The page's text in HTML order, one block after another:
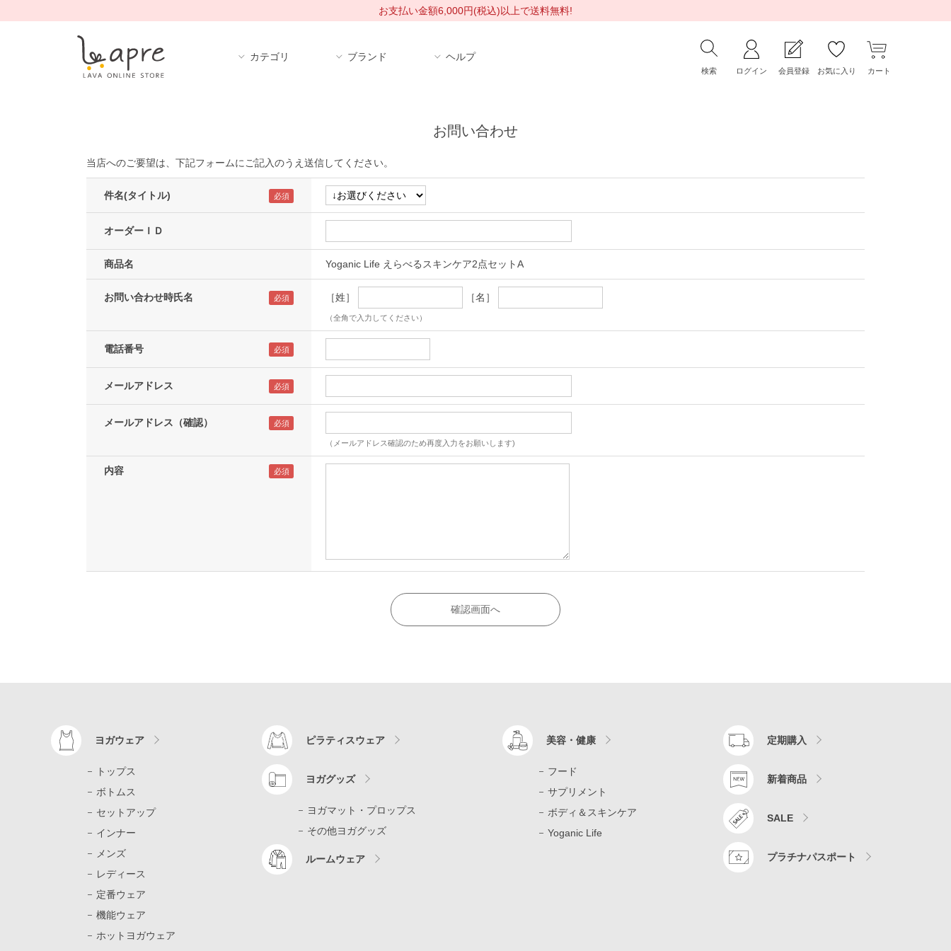
お支払い金額6,000円(税込)以上で送料無料!
カテゴリ ブランド ヘルプ
検索 ログイン 会員登録 お気に入り カート
お問い合わせ
当店へのご要望は、下記フォームにご記入のうえ送信してください。
件名(タイトル)
オーダーＩＤ
商品名 Yoganic Life えらべるスキンケア2点セットA
お問い合わせ時氏名 ［姓］ ［名］
（全角で入力してください）
電話番号
メールアドレス
メールアドレス（確認）
（メールアドレス確認のため再度入力をお願いします)
内容
ヨガウェア
トップス
ボトムス
セットアップ
インナー
メンズ
レディース
定番ウェア
機能ウェア
ホットヨガウェア
ピラティスウェア
ヨガグッズ
ヨガマット・プロップス
その他ヨガグッズ
ルームウェア
美容・健康
フード
サプリメント
ボディ＆スキンケア
Yoganic Life
定期購入
新着商品
SALE
プラチナパスポート